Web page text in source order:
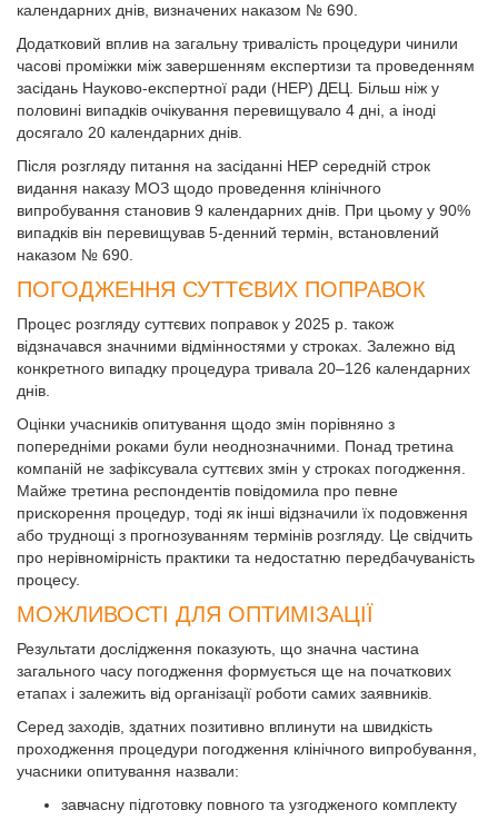
календарних днів, визначених наказом № 690.
Додатковий вплив на загальну тривалість процедури чинили
часові проміжки між завершенням експертизи та проведенням
засідань Науково-експертної ради (НЕР) ДЕЦ. Більш ніж у
половині випадків очікування перевищувало 4 дні, а іноді
досягало 20 календарних днів.
Після розгляду питання на засіданні НЕР середній строк
видання наказу МОЗ щодо проведення клінічного
випробування становив 9 календарних днів. При цьому у 90%
випадків він перевищував 5-денний термін, встановлений
наказом № 690.
ПОГОДЖЕННЯ СУТТЄВИХ ПОПРАВОК
Процес розгляду суттєвих поправок у 2025 р. також
відзначався значними відмінностями у строках. Залежно від
конкретного випадку процедура тривала 20–126 календарних
днів.
Оцінки учасників опитування щодо змін порівняно з
попередніми роками були неоднозначними. Понад третина
компаній не зафіксувала суттєвих змін у строках погодження.
Майже третина респондентів повідомила про певне
прискорення процедур, тоді як інші відзначили їх подовження
або труднощі з прогнозуванням термінів розгляду. Це свідчить
про нерівномірність практики та недостатню передбачуваність
процесу.
МОЖЛИВОСТІ ДЛЯ ОПТИМІЗАЦІЇ
Результати дослідження показують, що значна частина
загального часу погодження формується ще на початкових
етапах і залежить від організації роботи самих заявників.
Серед заходів, здатних позитивно вплинути на швидкість
проходження процедури погодження клінічного випробування,
учасники опитування назвали:
завчасну підготовку повного та узгодженого комплекту